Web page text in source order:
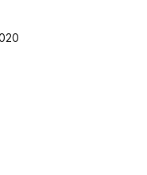
antal röster: